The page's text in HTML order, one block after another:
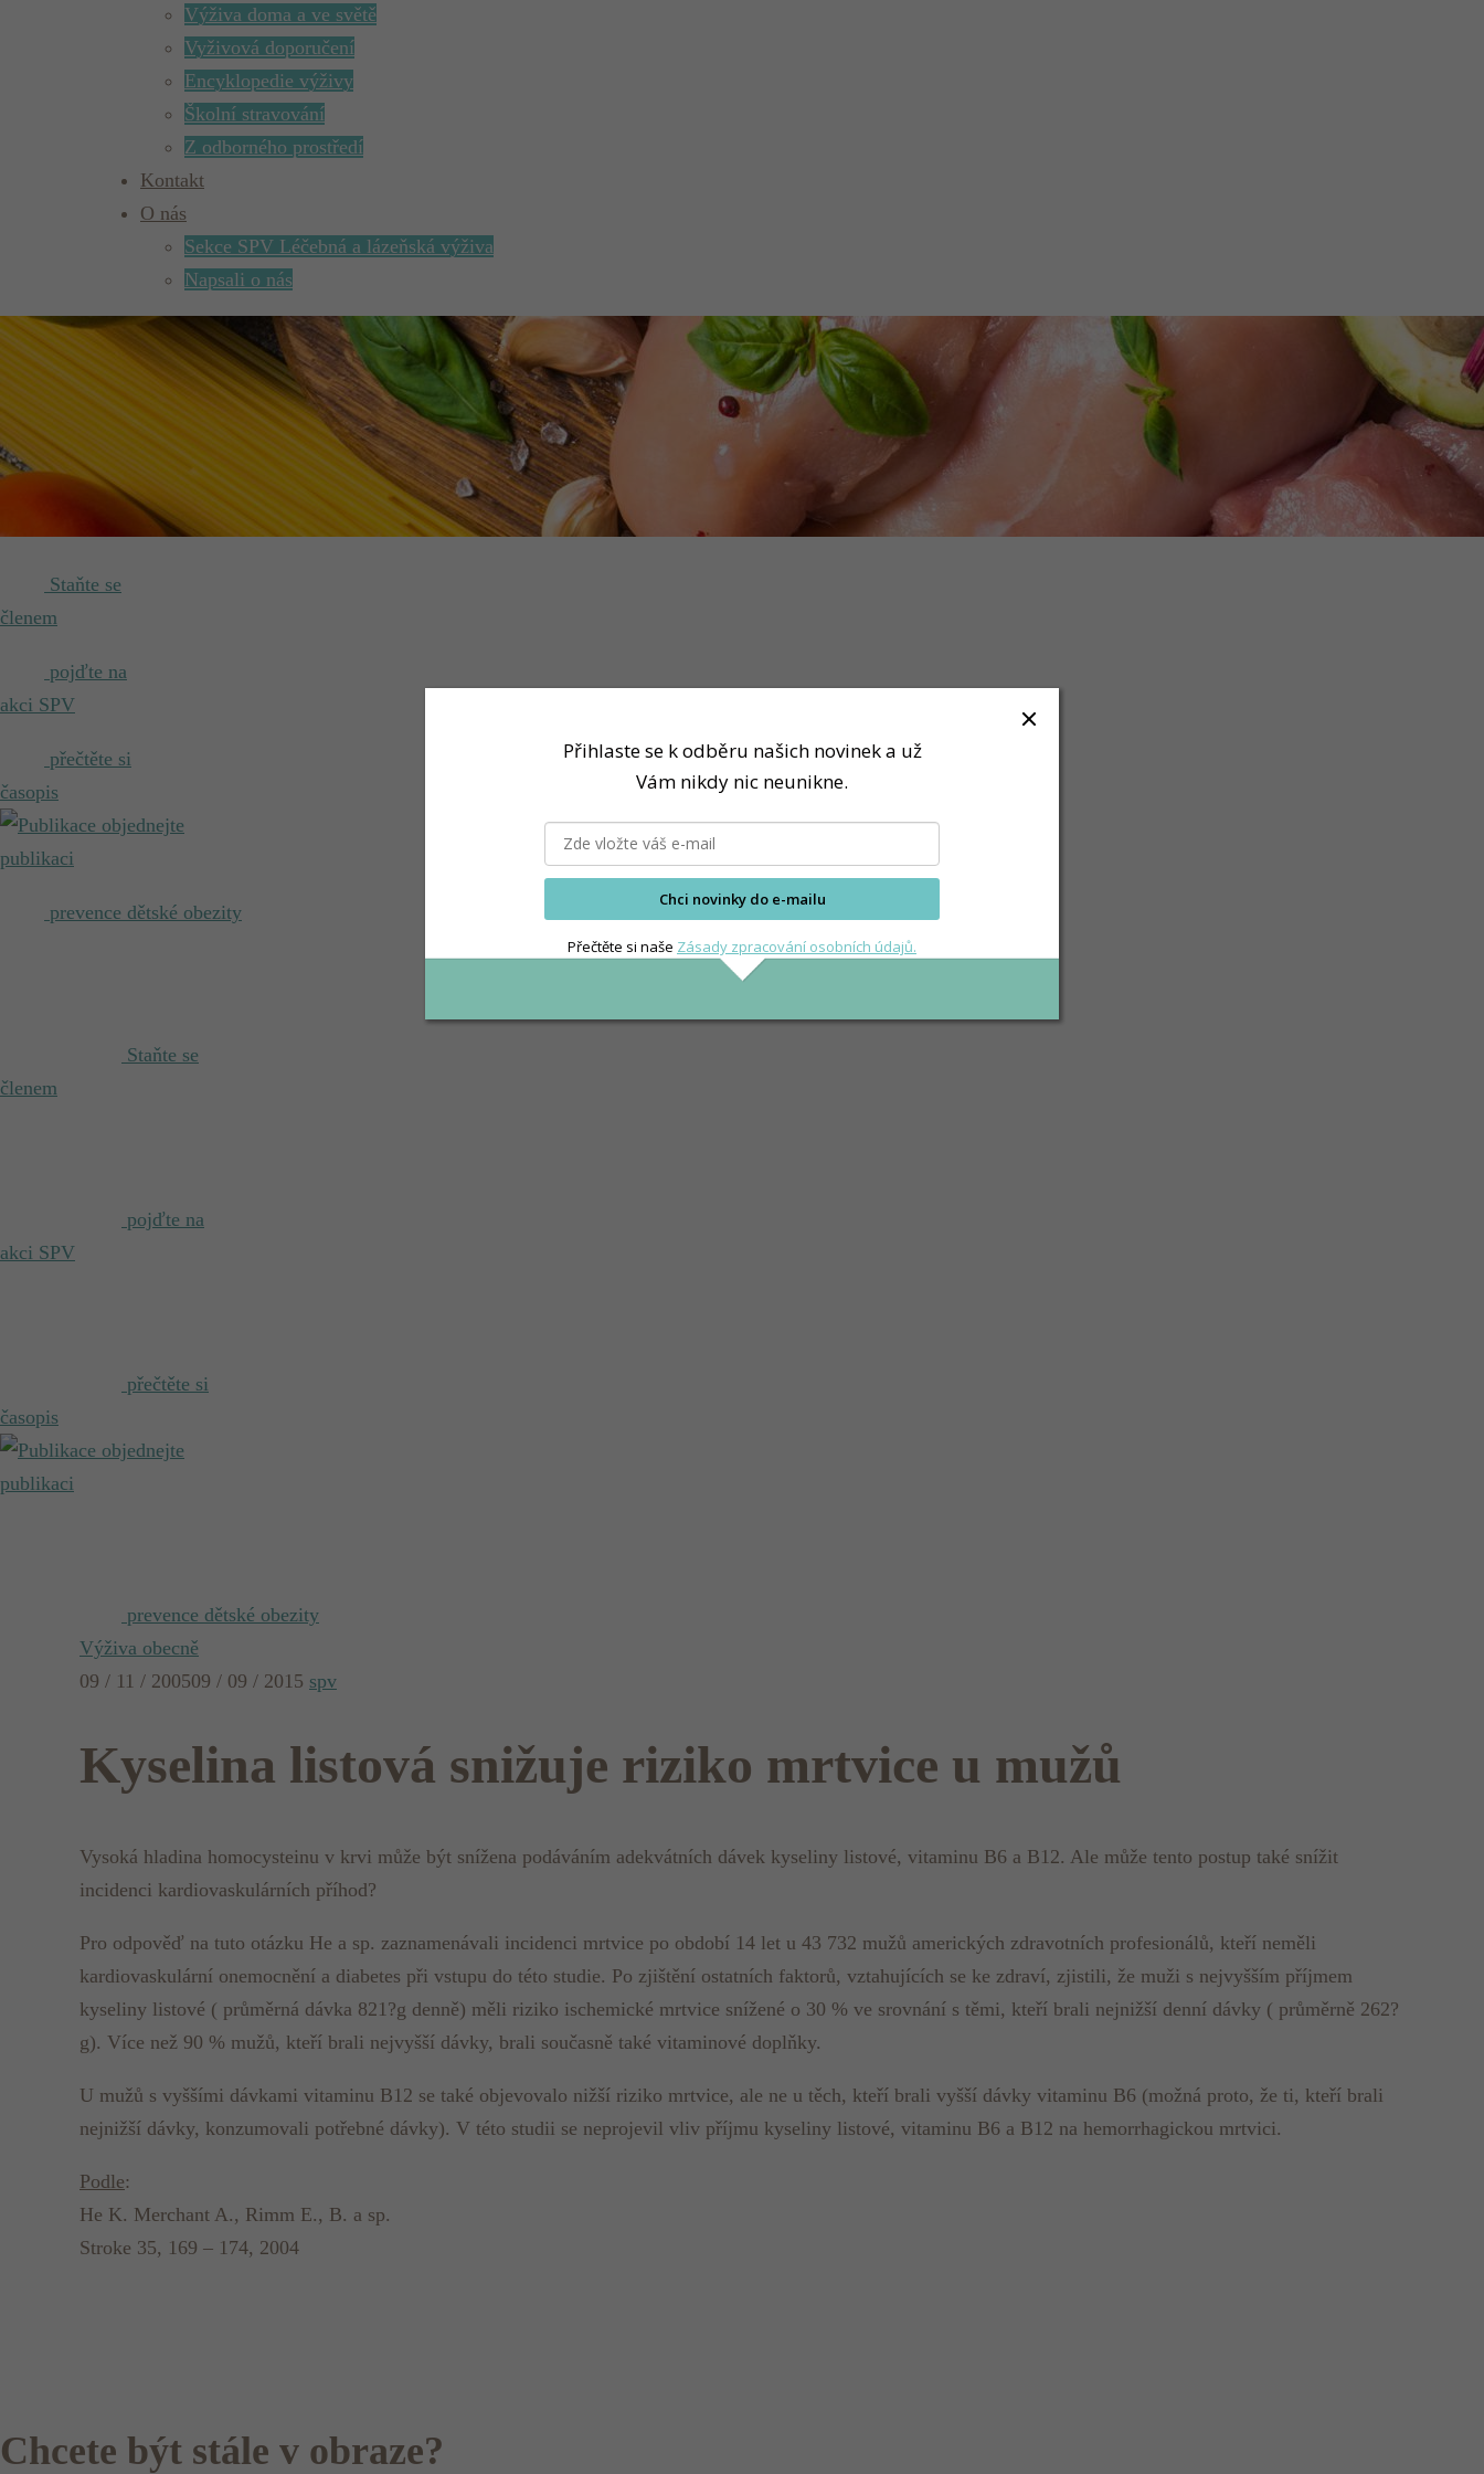
Výživa doma a ve světě
Vyživová doporučení
Encyklopedie výživy
Školní stravování
Z odborného prostředí
Kontakt
O nás
Sekce SPV Léčebná a lázeňská výživa
Napsali o nás
Staňte se
členem
pojďte na
akci SPV
přečtěte si
časopis
objednejte
publikaci
prevence dětské obezity
Staňte se
členem
pojďte na
akci SPV
přečtěte si
časopis
objednejte
publikaci
prevence dětské obezity
Výživa obecně
09 / 11 / 200509 / 09 / 2015 spv
Kyselina listová snižuje riziko mrtvice u mužů
Vysoká hladina homocysteinu v krvi může být snížena podáváním adekvátních dávek kyseliny listové, vitaminu B6 a B12. Ale může tento postup také snížit
incidenci kardiovaskulárních příhod?
Pro odpověď na tuto otázku He a sp. zaznamenávali incidenci mrtvice po období 14 let u 43 732 mužů amerických zdravotních profesionálů, kteří neměli
kardiovaskulární onemocnění a diabetes při vstupu do této studie. Po zjištění ostatních faktorů, vztahujících se ke zdraví, zjistili, že muži s nejvyšším příjmem
kyseliny listové ( průměrná dávka 821?g denně) měli riziko ischemické mrtvice snížené o 30 % ve srovnání s těmi, kteří brali nejnižší denní dávky ( průměrně 262?
g). Více než 90 % mužů, kteří brali nejvyšší dávky, brali současně také vitaminové doplňky.
U mužů s vyššími dávkami vitaminu B12 se také objevovalo nižší riziko mrtvice, ale ne u těch, kteří brali vyšší dávky vitaminu B6 (možná proto, že ti, kteří brali
nejnižší dávky, konzumovali potřebné dávky). V této studii se neprojevil vliv příjmu kyseliny listové, vitaminu B6 a B12 na hemorrhagickou mrtvici.
Podle:
He K. Merchant A., Rimm E., B. a sp.
Stroke 35, 169 – 174, 2004
Chcete být stále v obraze?
Přihlaste se k odběru našich novinek a už
Vám nikdy nic neunikne.
Chci novinky do e-mailu
Přečtěte si naše Zásady zpracování osobních údajů.